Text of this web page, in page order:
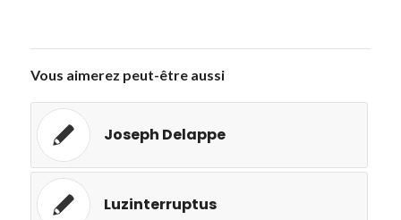
Vous aimerez peut-être aussi
Joseph Delappe
Luzinterruptus